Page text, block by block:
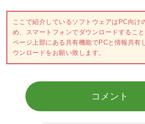
ここで紹介しているソフトウェアはPC向け
め、スマートフォンでダウンロードすること
ページ上部にある共有機能でPCと情報共有
ウンロードをお願い致します。
コメント